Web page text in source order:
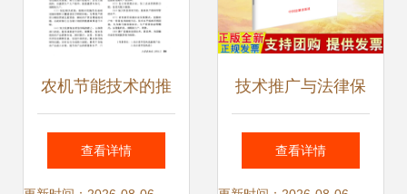
农机节能技术的推
广应用分析——技
查看详情
技术推广与法律保
障 论《1993年中
查看详情